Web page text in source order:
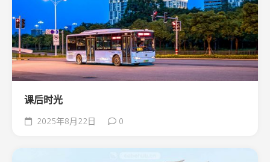
课后时光
2025年8月22日 0